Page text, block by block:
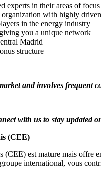
experts in their areas of focus
organization with highly
in the energy industry
you a unique network
Madrid
structure
and involves frequent
with us to stay updated
(CEE)
est mature mais offre
international, vous